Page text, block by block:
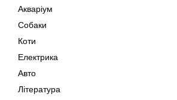
Акваріум
Собаки
Коти
Електрика
Авто
Література